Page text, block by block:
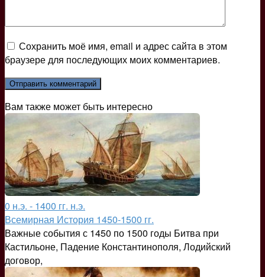
Сохранить моё имя, email и адрес сайта в этом
браузере для последующих моих комментариев.
Вам также может быть интересно
0 н.э. - 1400 гг. н.э.
Всемирная История 1450-1500 гг.
Важные события с 1450 по 1500 годы Битва при
Кастильоне, Падение Константинополя, Лодийский
договор,